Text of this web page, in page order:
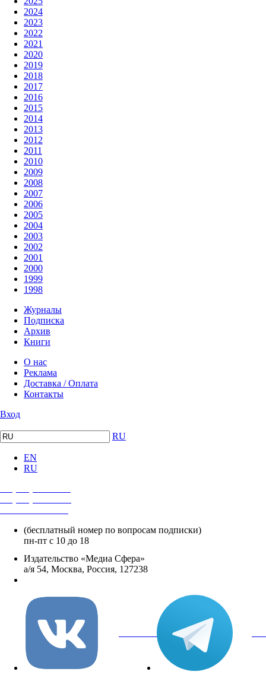
2024
2023
2022
2021
2020
2019
2018
2017
2016
2015
2014
2013
2012
2011
2010
2009
2008
2007
2006
2005
2004
2003
2002
2001
2000
1999
1998
Журналы
Подписка
Архив
Книги
О нас
Реклама
Доставка / Оплата
Контакты
Вход
RU
EN
RU
(бесплатный номер по вопросам подписки)
пн-пт с 10 до 18
Издательство «Медиа Сфера»
а/я 54, Москва, Россия, 127238
вКонтакте